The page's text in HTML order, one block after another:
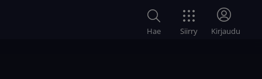
Hae Siirry Kirjaudu